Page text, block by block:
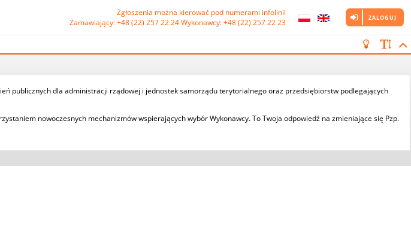
Zgłoszenia można kierować pod numerami infolinii
Zamawiający: +48 (22) 257 22 24 Wykonawcy: +48 (22) 257 22 23
ZALOGUJ
publicznych dla administracji rządowej i jednostek samorządu terytorialnego oraz przedsiębiorstw podlegających
nowoczesnych mechanizmów wspierających wybór Wykonawcy. To Twoja odpowiedź na zmieniające się Pzp.